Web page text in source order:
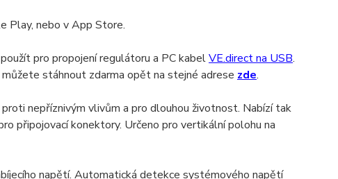
Play, nebo v App Store.
pro propojení regulátoru a PC kabelVE.direct na USB.
stáhnout zdarma opět na stejné adrese zde.
nepříznivým vlivům a pro dlouhou životnost. Nabízí tak
připojovací konektory. Určeno pro vertikální polohu na
napětí. Automatická detekce systémového napětí